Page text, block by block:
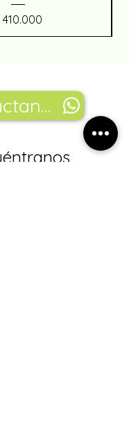
Precio
410.000
Contáctanos